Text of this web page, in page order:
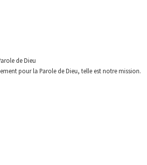
de Dieu
pour la Parole de Dieu, telle estnotre mission.